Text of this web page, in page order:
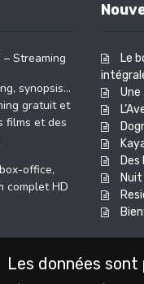
Streaming
synopsis…
gratuit et
films et des
office,
complet HD
Le
Les données